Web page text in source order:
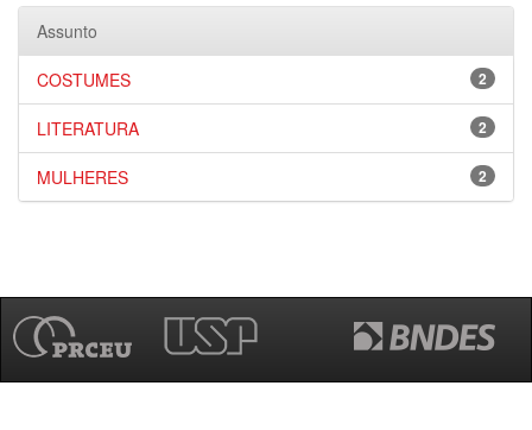
Assunto
2
COSTUMES
2
LITERATURA
2
MULHERES